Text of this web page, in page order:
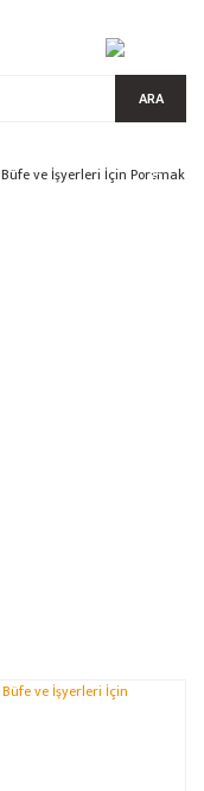
ARA
%10